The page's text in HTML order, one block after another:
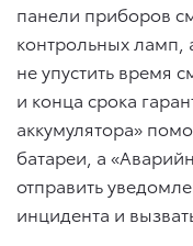
панели приборов
контрольных ламп,
не упустить время
и конца срока
аккумулятора»
батареи, а
отправить
инцидента и